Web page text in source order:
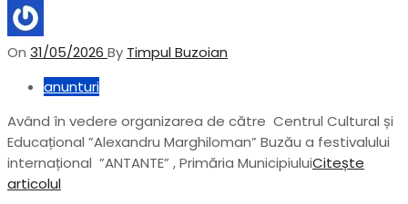
On 31/05/2026 By Timpul Buzoian
anunturi
Având în vedere organizarea de către Centrul Cultural și
Educațional ”Alexandru Marghiloman” Buzău a festivalului
internațional ”ANTANTE” , Primăria MunicipiuluiCitește
articolul